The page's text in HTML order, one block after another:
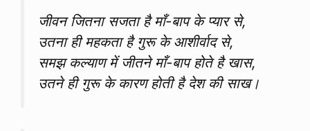
जीवन जितना सजता है माँ-बाप के प्यार से,
उतना ही महकता है गुरू के आशीर्वाद से,
समझ कल्याण में जीतने माँ-बाप होते है खास,
उतने ही गुरू के कारण होती है देश की साख।